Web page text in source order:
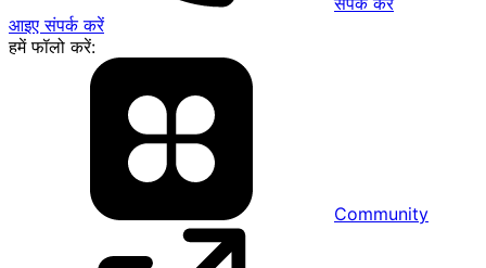
आइए संपर्क करें
हमें फॉलो करें:
Community